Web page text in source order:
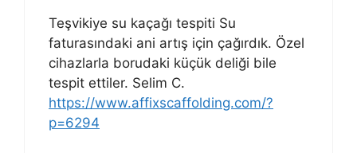
Teşvikiye su kaçağı tespiti Su
faturasındaki ani artış için çağırdık. Özel
cihazlarla borudaki küçük deliği bile
tespit ettiler. Selim C.
https://www.affixscaffolding.com/?
p=6294